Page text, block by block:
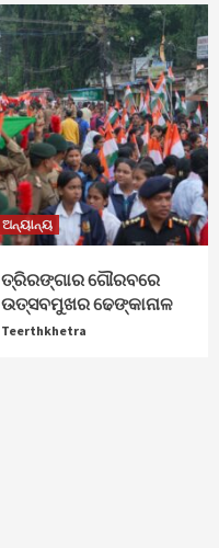
ଅନ୍ୟାନ୍ୟ
ତ୍ରିରଙ୍ଗାର ଗୌରବରେ
ଉତ୍ସବମୁଖର ଢେଙ୍କାନାଳ
Teerthkhetra